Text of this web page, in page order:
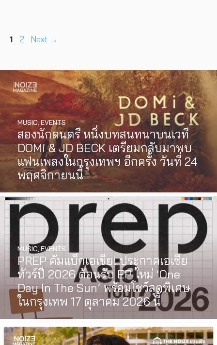
Page
1 Page
2 Next →
สองนักดนตรี หนึ่งบทสนทนาบนเวที
DOMi & JD BECK เตรียมกลับมาพบ
แฟนเพลงในกรุงเทพฯ อีกครั้ง วันที่ 24
พฤศจิกายนนี้
MUSIC,EVENTS
PREP คัมแบ็กเอเชีย! ประกาศเอเชีย
ทัวร์ปี 2026 ต้อนรับ EP ใหม่ ‘One
Day In The Sun’ พร้อมโชว์สุดพิเศษ
ในกรุงเทพ 17 ตุลาคม 2026 นี้
MUSIC EVENTS